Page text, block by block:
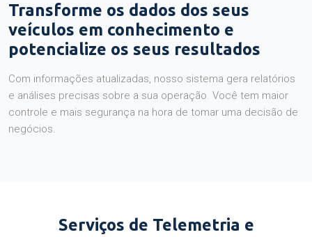
Transforme os dados dos seus
veículos em conhecimento e
potencialize os seus resultados
Com informações atualizadas, nosso sistema gera relatórios
e análises precisas sobre a sua operação. Você tem maior
controle e mais segurança na hora de tomar uma decisão de
negócios.
Serviços de Telemetria e